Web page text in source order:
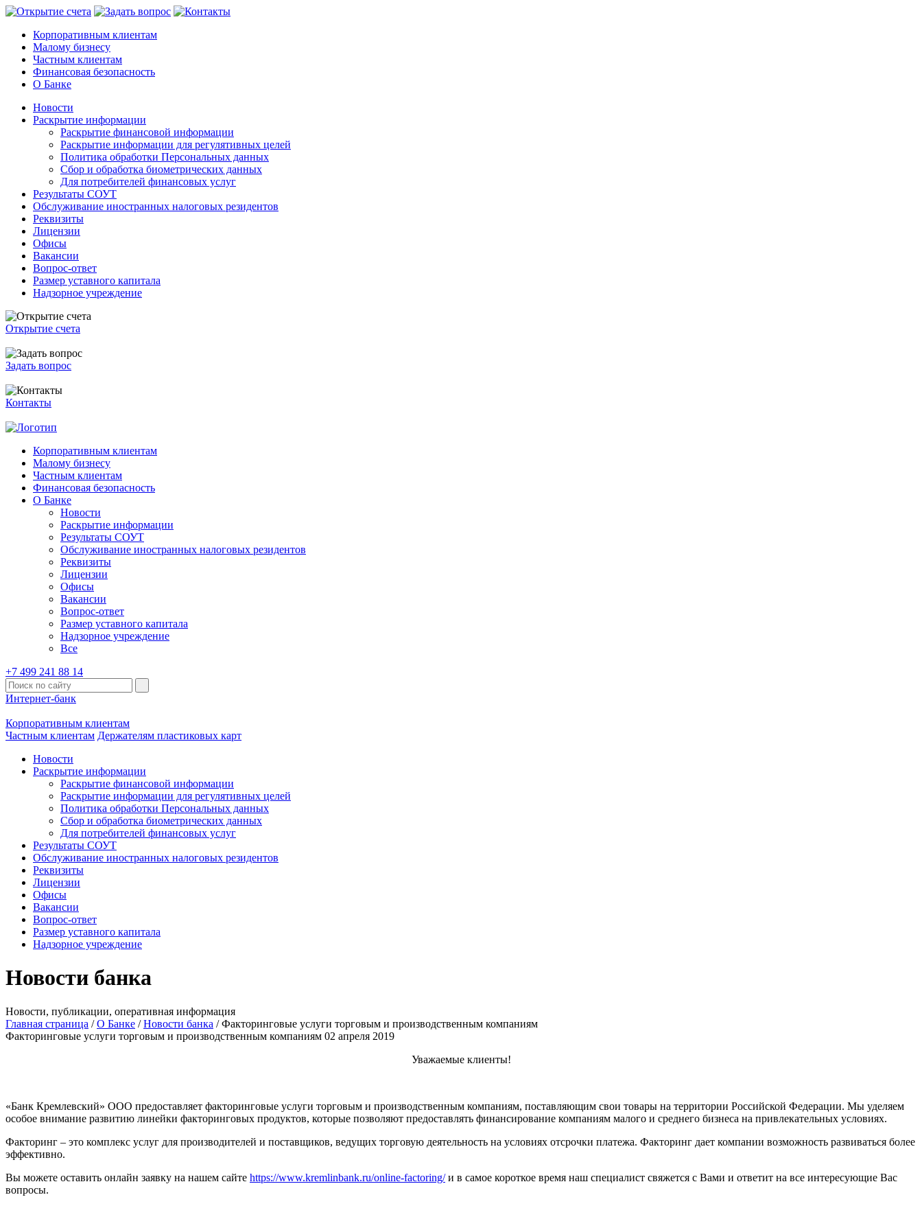
Корпоративным клиентам
Малому бизнесу
Частным клиентам
Финансовая безопасность
О Банке
Новости
Раскрытие информации
Раскрытие финансовой информации
Раскрытие информации для регулятивных целей
Политика обработки Персональных данных
Сбор и обработка биометрических данных
Для потребителей финансовых услуг
Результаты СОУТ
Обслуживание иностранных налоговых резидентов
Реквизиты
Лицензии
Офисы
Вакансии
Вопрос-ответ
Размер уставного капитала
Надзорное учреждение
Открытие счета
Задать вопрос
Контакты
Корпоративным клиентам
Малому бизнесу
Частным клиентам
Финансовая безопасность
О Банке
Новости
Раскрытие информации
Результаты СОУТ
Обслуживание иностранных налоговых резидентов
Реквизиты
Лицензии
Офисы
Вакансии
Вопрос-ответ
Размер уставного капитала
Надзорное учреждение
Все
+7 499 241 88 14
Интернет-банк
Корпоративным клиентам
Частным клиентам Держателям пластиковых карт
Новости
Раскрытие информации
Раскрытие финансовой информации
Раскрытие информации для регулятивных целей
Политика обработки Персональных данных
Сбор и обработка биометрических данных
Для потребителей финансовых услуг
Результаты СОУТ
Обслуживание иностранных налоговых резидентов
Реквизиты
Лицензии
Офисы
Вакансии
Вопрос-ответ
Размер уставного капитала
Надзорное учреждение
Новости банка
Новости, публикации, оперативная информация
Главная страница /О Банке /Новости банка /Факторинговые услуги торговым и производственным компаниям
Факторинговые услуги торговым и производственным компаниям 02 апреля 2019
Уважаемые клиенты!
«Банк Кремлевский» ООО предоставляет факторинговые услуги торговым и производственным компаниям, поставляющим свои товары на территории Российской Федерации. Мы уделяем
особое внимание развитию линейки факторинговых продуктов, которые позволяют предоставлять финансирование компаниям малого и среднего бизнеса на привлекательных условиях.
Факторинг – это комплекс услуг для производителей и поставщиков, ведущих торговую деятельность на условиях отсрочки платежа. Факторинг дает компании возможность развиваться более
эффективно.
Вы можете оставить онлайн заявку на нашем сайте https://www.kremlinbank.ru/online-factoring/и в самое короткое время наш специалист свяжется с Вами и ответит на все интересующие Вас
вопросы.